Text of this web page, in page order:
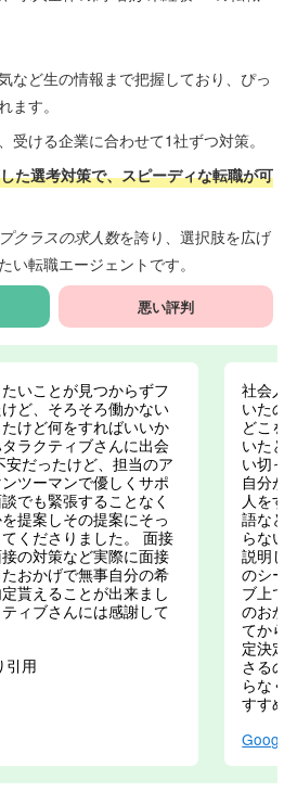
など生の情報まで把握しており、ぴっ
ます。
受ける企業に合わせて1社ずつ対策。
た選考対策で、スピーディな転職が可
クラスの求人数を誇り、選択肢を広げ
い転職エージェントです。
悪い評判
いことが見つからずフ
ど、そろそろ働かない
けど何をすればいいか
ラクティブさんに出会
だったけど、担当のア
ツーマンで優しくサポ
でも緊張することなく
提案しその提案にそっ
くださりました。 面接
の対策など実際に面接
おかげで無事自分の希
貰えることが出来まし
ィブさんには感謝して
引用
社会人
いたの
どこを
いたと
い切っ
自分が
人をす
語など
らない
説明し
のシー
ブ上で
のおか
てから
定決定
さるの
らなく
すすめ
Google